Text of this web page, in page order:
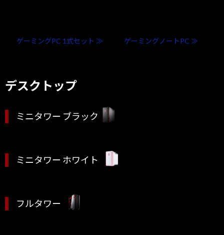
ゲーミングPC 1式セット ≫ ゲーミングノートPC ≫
デスクトップ
ミニタワー ブラック
ミニタワー ホワイト
フルタワー